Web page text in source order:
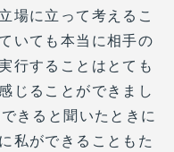
場に立って考えるこ
いても本当に相手の
行することはとても
じることができまし
きると聞いたときに
私ができることもた